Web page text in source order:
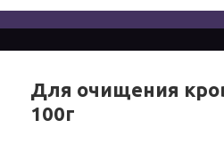
Для очищения
100г